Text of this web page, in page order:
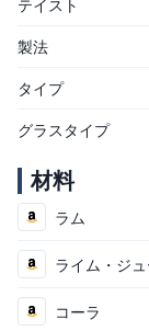
テイスト
製法
タイプ
グラスタイプ
材料
ラム
ライム・ジュ
コーラ